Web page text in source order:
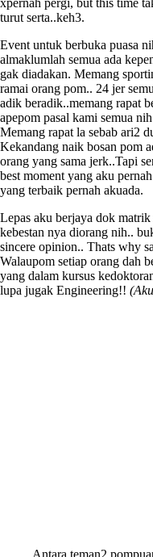
turut serta..keh3.
Event untuk berbuka puasa
almaklumlah semua ada
gak diadakan. Memang
ramai orang pom.. 24 jer
adik beradik..memang rapat
apepom pasal kami semua
Memang rapat la sebab ari2
Kekandang naik bosan pom
orang yang sama jerk..Tapi
best moment yang aku
yang terbaik pernah akuada.
Lepas aku berjaya dok
kebestan nya diorang nih..
sincere opinion.. Thats why
Walaupom setiap orang dah
yang dalam kursus
lupa jugak Engineering!!
Antara teman2